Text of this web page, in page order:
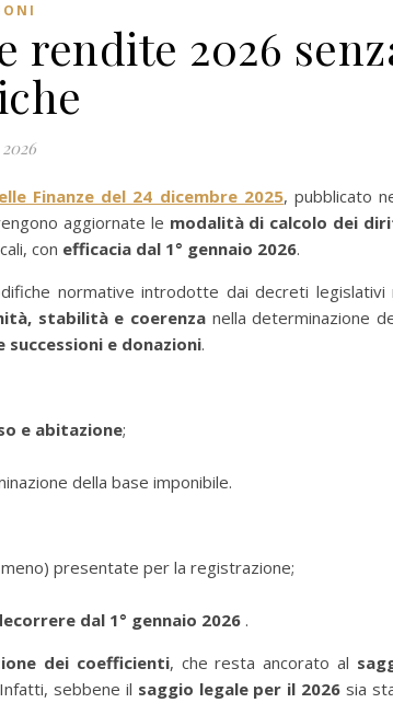
rendite 2026
Finanze del 24 dicembre 2025, pubblicato
aggiornate le modalità di calcolo dei
con efficacia dal 1° gennaio 2026.
normative introdotte dai decreti legislativi
stabilità e coerenzanella determinazione
successioni e donazioni.
e abitazione;
della base imponibile.
presentate per la registrazione;
dal 1° gennaio 2026.
dei coefficienti, che resta ancorato al
sebbene il saggio legale per il 2026 sia